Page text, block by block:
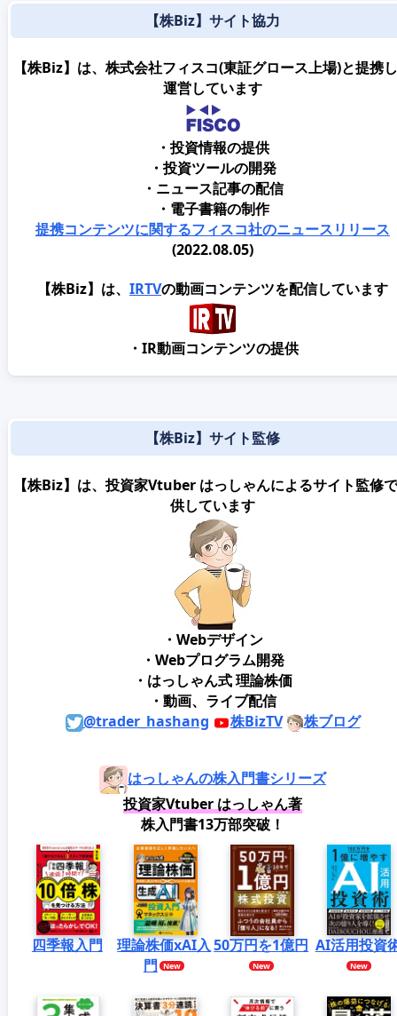
【株Biz】サイト協力
【株Biz】は、株式会社フィスコ(東証グロース上場)と提携
運営しています
・投資情報の提供
・投資ツールの開発
・ニュース記事の配信
・電子書籍の制作
提携コンテンツに関するフィスコ社のニュースリリース
(2022.08.05)
【株Biz】は、 IRTVの動画コンテンツを配信しています
・IR動画コンテンツの提供
【株Biz】サイト監修
【株Biz】は、投資家Vtuber はっしゃんによるサイト監修
供しています
・Webデザイン
・Webプログラム開発
・はっしゃん式 理論株価
・動画、ライブ配信
@trader_hashang
株BizTV 株ブログ
はっしゃんの株入門書シリーズ
投資家Vtuber はっしゃん著
株入門書13万部突破！
四季報入門
理論株価xAI入
門
50万円を1億円 AI活用投資